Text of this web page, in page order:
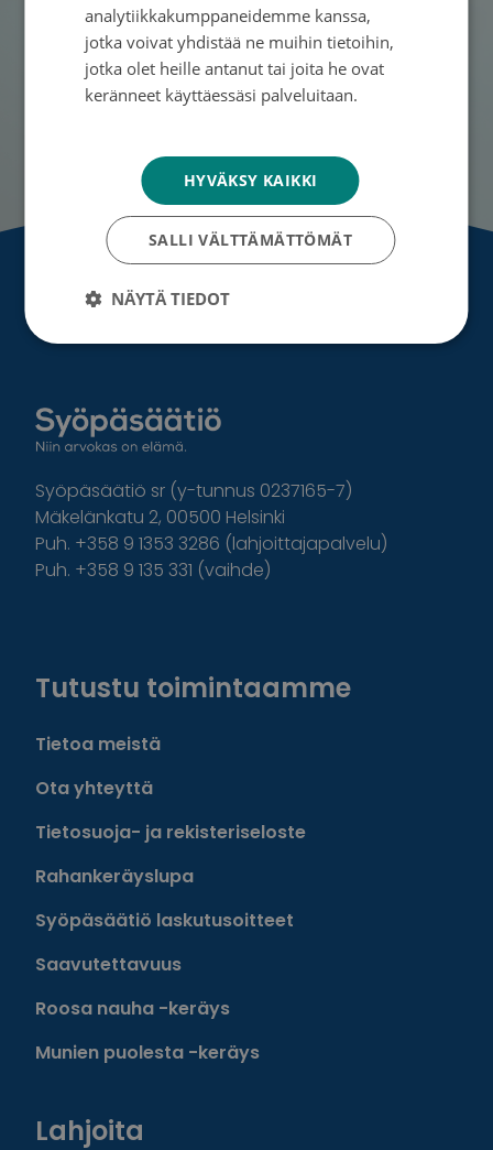
Joulukeräyksellä tuetaan syövän vuoksi
taloudelliseen ahdinkoon joutuneita perheitä.
Lahjoita nyt
Lahjoita yrityksenä
Etusivu» Yleinen»Kiti Kokkonen: ”Pidän kiinni
Syöpäsäätiö sr (y-tunnus 0237165-7)
Mäkelänkatu 2, 00500 Helsinki
Puh. +358 9 1353 3286 (lahjoittajapalvelu)
Puh. +358 9 135 331 (vaihde)
Tutustu toimintaamme
Tietoa meistä
Ota yhteyttä
Tietosuoja- ja rekisteriseloste
Rahankeräyslupa
Syöpäsäätiö laskutusoitteet
Saavutettavuus
Roosa nauha -keräys
Munien puolesta -keräys
Lahjoita
analytiikkakumppaneidemme kanssa,
jotka voivat yhdistää ne muihin tietoihin,
jotka olet heille antanut tai joita he ovat
keränneet käyttäessäsi palveluitaan.
HYVÄKSY KAIKKI
SALLI VÄLTTÄMÄTTÖMÄT
NÄYTÄ TIEDOT